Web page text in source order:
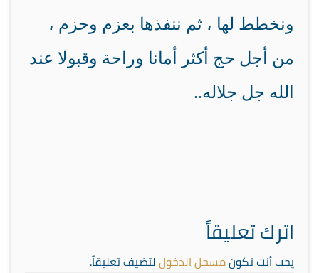
ونخطط لها ، ثم ننفذها بعزم وحزم ،
من أجل حج أكثر أمانا وراحة وقبولا عند
الله جل جلاله..
اترك تعليقاً
يجب أنت تكونمسجل الدخوللتضيف تعليقاً.